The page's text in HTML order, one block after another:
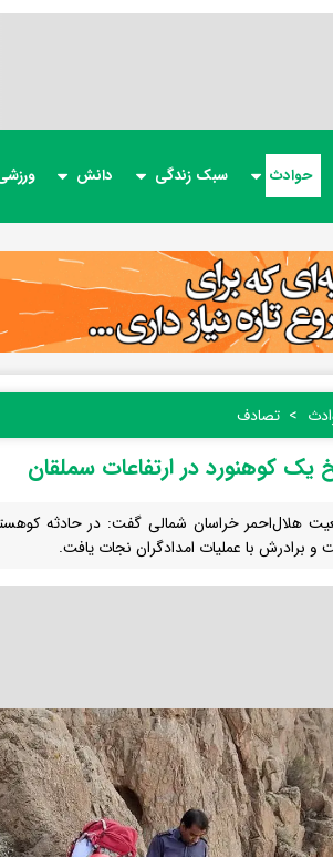
حوادث سبک زندگی دانش
تصادف
کوهنورد در ارتفاعات سملقان
هلال‌احمر خراسان شمالی گفت: در حادثه
و برادرش با عملیات امدادگران نجات یافت.